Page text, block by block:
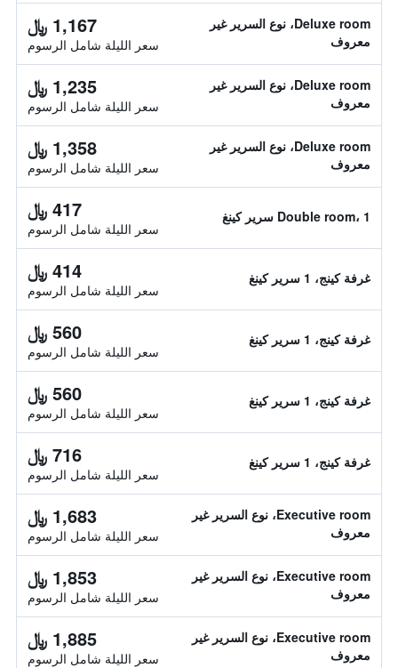
Deluxe room، نوع السرير غير
معروف
1,167 ﷼
سعر الليلة شامل الرسوم
Deluxe room، نوع السرير غير
معروف
1,235 ﷼
سعر الليلة شامل الرسوم
Deluxe room، نوع السرير غير
معروف
1,358 ﷼
سعر الليلة شامل الرسوم
Double room، 1 سرير كينغ 417 ﷼
سعر الليلة شامل الرسوم
غرفة كينج، 1 سرير كينغ 414 ﷼
سعر الليلة شامل الرسوم
غرفة كينج، 1 سرير كينغ 560 ﷼
سعر الليلة شامل الرسوم
غرفة كينج، 1 سرير كينغ 560 ﷼
سعر الليلة شامل الرسوم
غرفة كينج، 1 سرير كينغ 716 ﷼
سعر الليلة شامل الرسوم
Executive room، نوع السرير غير
معروف
1,683 ﷼
سعر الليلة شامل الرسوم
Executive room، نوع السرير غير
معروف
1,853 ﷼
سعر الليلة شامل الرسوم
Executive room، نوع السرير غير
معروف
1,885 ﷼
سعر الليلة شامل الرسوم